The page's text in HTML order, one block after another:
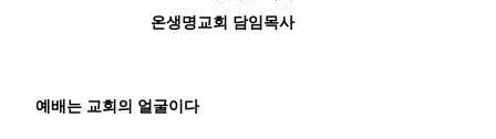
온생명교회 담임목사
예배는 교회의 얼굴이다